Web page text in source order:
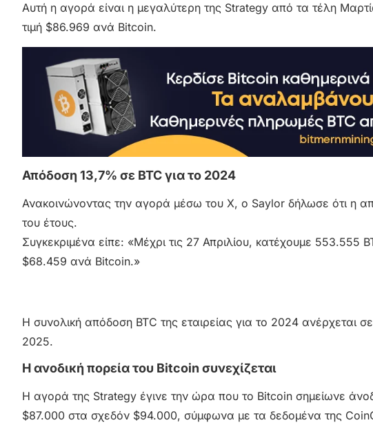
Αυτή η αγορά είναι η μεγαλύτερη της Strategy από τα τέλη
τιμή $86.969 ανά Bitcoin.
Απόδοση 13,7% σε BTC για το 2024
Ανακοινώνοντας την αγορά μέσω του X, ο Saylor δήλωσε ότι η
του έτους.
Συγκεκριμένα είπε: «Μέχρι τις 27 Απριλίου, κατέχουμε 553.555
$68.459 ανά Bitcoin.»
Η συνολική απόδοση BTC της εταιρείας για το 2024 ανέρχεται
2025.
Η ανοδική πορεία του Bitcoin συνεχίζεται
Η αγορά της Strategy έγινε την ώρα που το Bitcoin σημείωνε
$87.000 στα σχεδόν $94.000, σύμφωνα με τα δεδομένα της